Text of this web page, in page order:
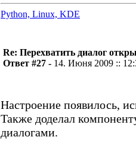
Python, Linux, KDE
Re: Перехватить диалог
Ответ #27 - 14. Июня 2009 ::
Настроение появилось,
Также доделал
диалогами.